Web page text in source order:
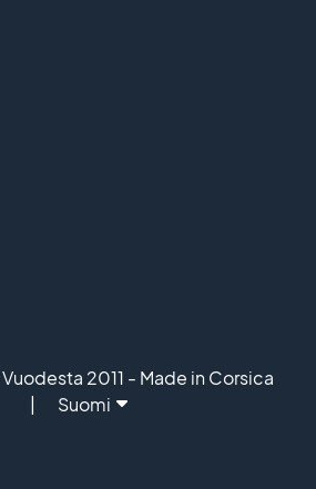
2011 - Made in Corsica
Suomi